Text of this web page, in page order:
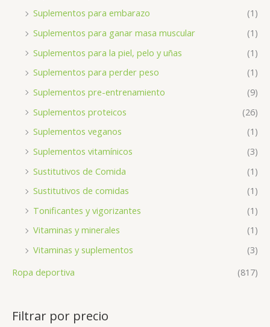
Suplementos para embarazo
(1)
Suplementos para ganar masa muscular
(1)
Suplementos para la piel, pelo y uñas
(1)
Suplementos para perder peso
(1)
Suplementos pre-entrenamiento
(9)
Suplementos proteicos
(26)
Suplementos veganos
(1)
Suplementos vitamínicos
(3)
Sustitutivos de Comida
(1)
Sustitutivos de comidas
(1)
Tonificantes y vigorizantes
(1)
Vitaminas y minerales
(1)
Vitaminas y suplementos
(3)
Ropa deportiva
(817)
Filtrar por precio